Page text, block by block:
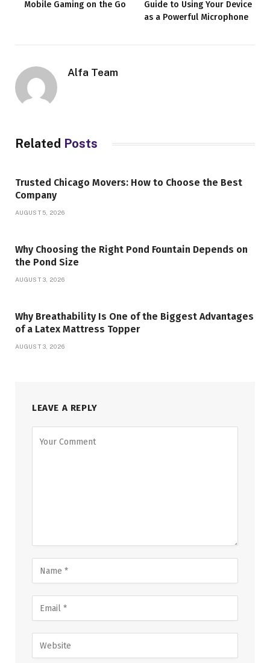
Mobile Gaming on the Go
Guide to Using Your Device
as a Powerful Microphone
Alfa Team
Related Posts
Trusted Chicago Movers: How to Choose the Best
Company
AUGUST 5, 2026
Why Choosing the Right Pond Fountain Depends on
the Pond Size
AUGUST 3, 2026
Why Breathability Is One of the Biggest Advantages
of a Latex Mattress Topper
AUGUST 3, 2026
LEAVE A REPLY